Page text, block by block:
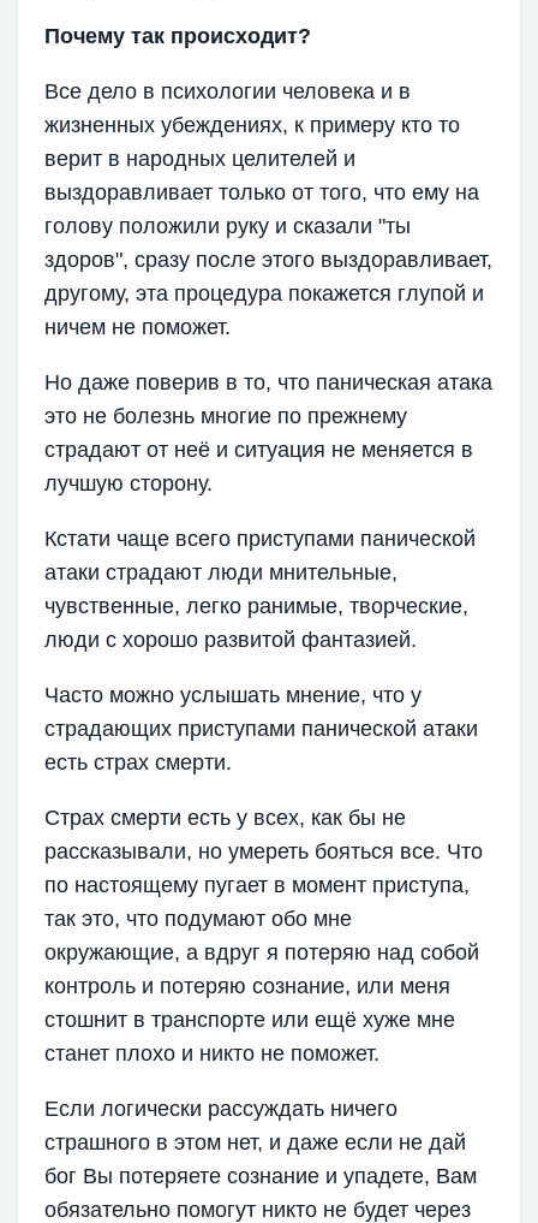
Почему так происходит?
Все дело в психологии человека и в
жизненных убеждениях, к примеру кто то
верит в народных целителей и
выздоравливает только от того, что ему на
голову положили руку и сказали "ты
здоров", сразу после этого выздоравливает,
другому, эта процедура покажется глупой и
ничем не поможет.
Но даже поверив в то, что паническая атака
это не болезнь многие по прежнему
страдают от неё и ситуация не меняется в
лучшую сторону.
Кстати чаще всего приступами панической
атаки страдают люди мнительные,
чувственные, легко ранимые, творческие,
люди с хорошо развитой фантазией.
Часто можно услышать мнение, что у
страдающих приступами панической атаки
есть страх смерти.
Страх смерти есть у всех, как бы не
рассказывали, но умереть бояться все. Что
по настоящему пугает в момент приступа,
так это, что подумают обо мне
окружающие, а вдруг я потеряю над собой
контроль и потеряю сознание, или меня
стошнит в транспорте или ещё хуже мне
станет плохо и никто не поможет.
Если логически рассуждать ничего
страшного в этом нет, и даже если не дай
бог Вы потеряете сознание и упадете, Вам
обязательно помогут никто не будет через